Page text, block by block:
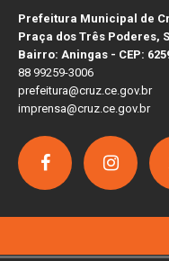
Prefeitura Municipal de
Praça dos Três Poderes,
Bairro: Aningas - CEP:
88 99259-3006
prefeitura@cruz.ce.gov.br
imprensa@cruz.ce.gov.br